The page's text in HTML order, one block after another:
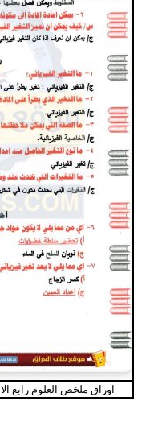
اوراق ملخص العلوم رابع